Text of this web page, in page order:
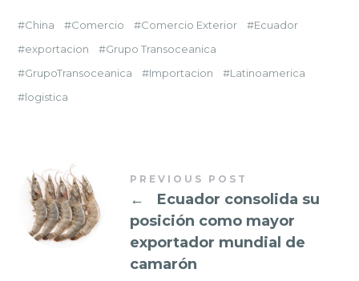
China Comercio Comercio Exterior
Ecuador
exportacion
Grupo Transoceanica
GrupoTransoceanica
Importacion
Latinoamerica
logistica
PREVIOUS POST
←
Ecuador consolida su
posición como mayor
exportador mundial de
camarón